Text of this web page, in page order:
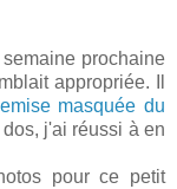
prochaine
appropriée. Il
masquée du
j'ai réussi à en
pour ce petit